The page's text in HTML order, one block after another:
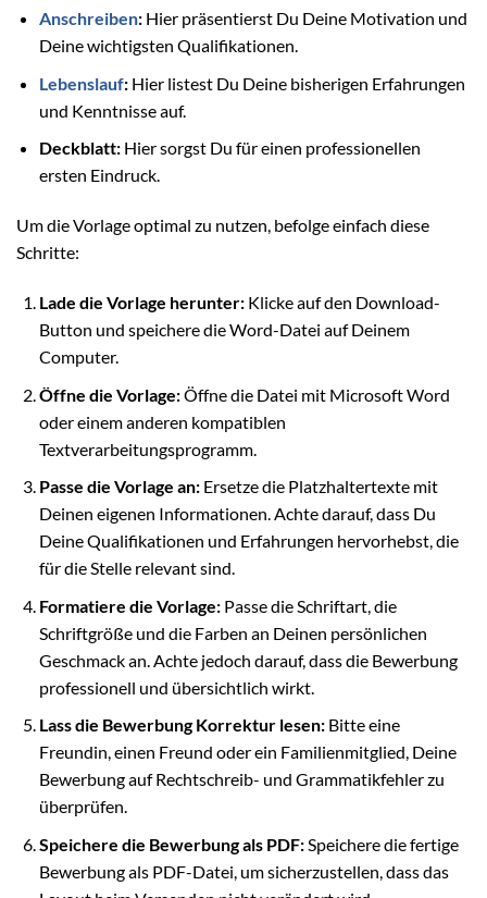
Anschreiben:Hier präsentierst Du Deine Motivation und
Deine wichtigsten Qualifikationen.
Lebenslauf:Hier listest Du Deine bisherigen Erfahrungen
und Kenntnisse auf.
Deckblatt:Hier sorgst Du für einen professionellen
ersten Eindruck.
Um die Vorlage optimal zu nutzen, befolge einfach diese
Schritte:
Lade die Vorlage herunter:Klicke auf den Download-
Button und speichere die Word-Datei auf Deinem
Computer.
Öffne die Vorlage:Öffne die Datei mit Microsoft Word
oder einem anderen kompatiblen
Textverarbeitungsprogramm.
Passe die Vorlage an:Ersetze die Platzhaltertexte mit
Deinen eigenen Informationen. Achte darauf, dass Du
Deine Qualifikationen und Erfahrungen hervorhebst, die
für die Stelle relevant sind.
Formatiere die Vorlage:Passe die Schriftart, die
Schriftgröße und die Farben an Deinen persönlichen
Geschmack an. Achte jedoch darauf, dass die Bewerbung
professionell und übersichtlich wirkt.
Lass die Bewerbung Korrektur lesen:Bitte eine
Freundin, einen Freund oder ein Familienmitglied, Deine
Bewerbung auf Rechtschreib- und Grammatikfehler zu
überprüfen.
Speichere die Bewerbung als PDF:Speichere die fertige
Bewerbung als PDF-Datei, um sicherzustellen, dass das